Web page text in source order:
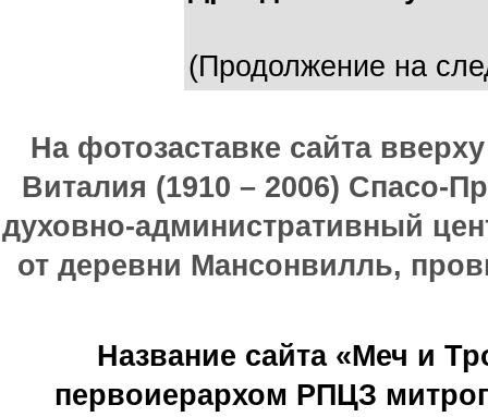
(Продолжение на
На фотозаставке сайта
Виталия (1910 – 2006) Спасо-
духовно-административный
от деревни Мансонвилль,
Название сайта «Меч и
первоиерархом РПЦЗ